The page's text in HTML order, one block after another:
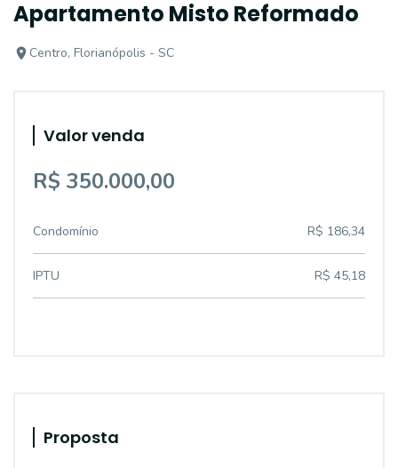
Apartamento Misto Reformado
Centro, Florianópolis - SC
Valor venda
R$ 350.000,00
Condomínio R$ 186,34
IPTU R$ 45,18
Proposta